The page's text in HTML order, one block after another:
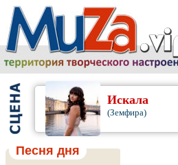
Искала
(Земфира)
Песня дня